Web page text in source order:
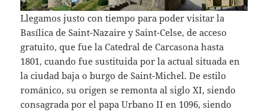
Llegamos justo con tiempo para poder visitar la
Basílica de Saint-Nazaire y Saint-Celse, de acceso
gratuito, que fue la Catedral de Carcasona hasta
1801, cuando fue sustituida por la actual situada en
la ciudad baja o burgo de Saint-Michel. De estilo
románico, su origen se remonta al siglo XI, siendo
consagrada por el papa Urbano II en 1096, siendo